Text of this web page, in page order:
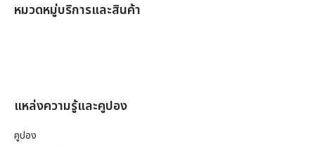
หมวดหมู่บริการและสินค้า
แหล่งความรู้และคูปอง
คูปอง